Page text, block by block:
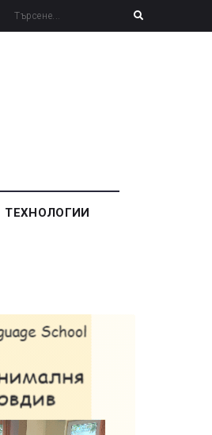
ТЕХНОЛОГИИ